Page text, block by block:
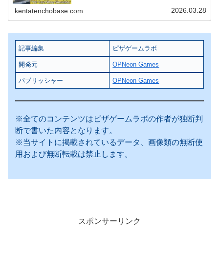
kentatenchobase.com 2026.03.28
記事編集 ピザゲームラボ
開発元 OPNeon Games
パブリッシャー OPNeon Games
※全てのコンテンツはピザゲームラボの作者が独断判
断で書いた内容となります。
※当サイトに掲載されているデータ、画像類の無断使
用および無断転載は禁止します。
スポンサーリンク